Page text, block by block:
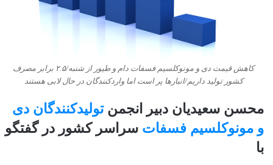
کاهش قیمت دی و مونوکلسیم فسفات دام و طیور از شنبه/۲.۵ برابر مصرف
کشور تولید داریم/انبارها پر است اما واردکنندگان در حال لابی هستند
محسن سعیدیان دبیر انجمنتولیدکنندگان دی
و مونوکلسیم فسفات سراسر کشور در گفتگو
با